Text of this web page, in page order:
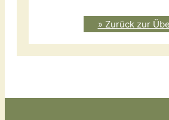
» Zurück zur